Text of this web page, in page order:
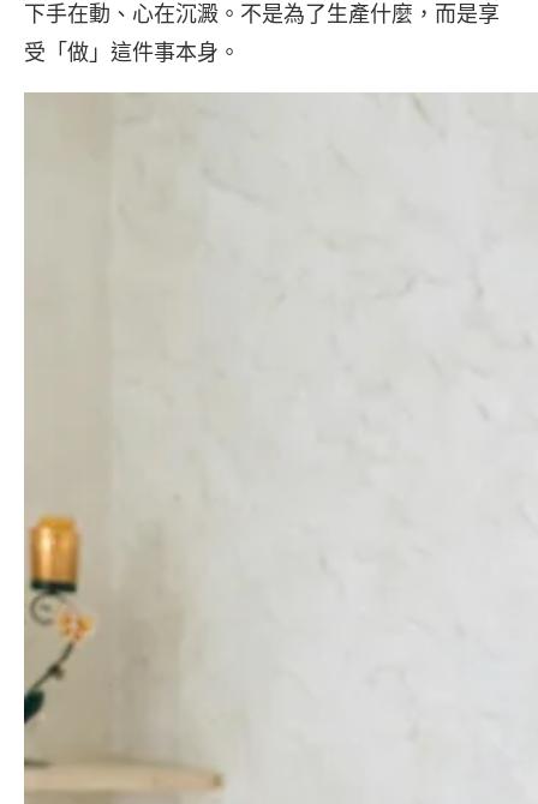
下手在動、心在沉澱。不是為了生產什麼，而是享
受「做」這件事本身。